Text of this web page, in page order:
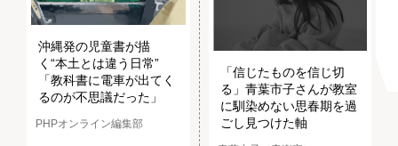
沖縄発の児童書が描
く“本土とは違う日常”
「教科書に電車が出てく
るのが不思議だった」
PHPオンライン編集部
「信じたものを信じ切
る」青葉市子さんが教室
に馴染めない思春期を過
ごし見つけた軸